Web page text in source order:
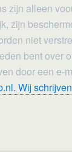
zijn alleen
zijn
niet
bent over
door een e-
Wij